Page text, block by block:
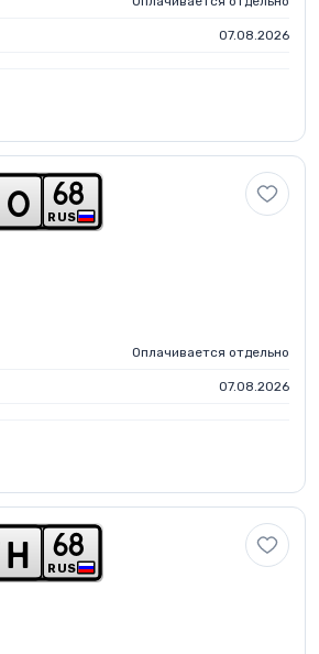
07.08.2026
o RUS
68
Оплачивается отдельно
07.08.2026
h RUS
68